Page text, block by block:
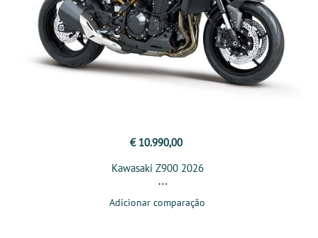
€ 10.990,00
Kawasaki Z900 2026
Adicionar comparação